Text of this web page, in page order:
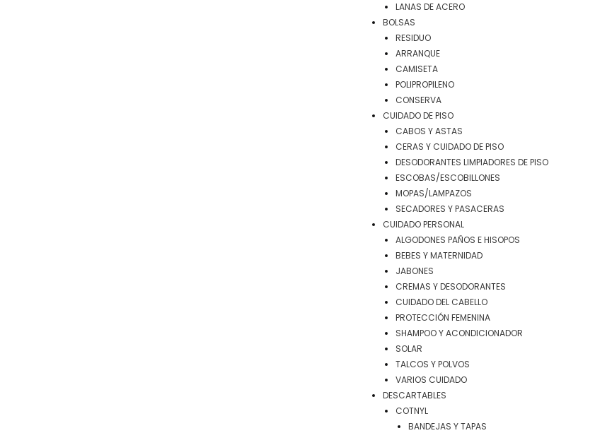
LANAS DE ACERO
BOLSAS
RESIDUO
ARRANQUE
CAMISETA
POLIPROPILENO
CONSERVA
CUIDADO DE PISO
CABOS Y ASTAS
CERAS Y CUIDADO DE PISO
DESODORANTES LIMPIADORES DE PISO
ESCOBAS/ESCOBILLONES
MOPAS/LAMPAZOS
SECADORES Y PASACERAS
CUIDADO PERSONAL
ALGODONES PAÑOS E HISOPOS
BEBES Y MATERNIDAD
JABONES
CREMAS Y DESODORANTES
CUIDADO DEL CABELLO
PROTECCIÓN FEMENINA
SHAMPOO Y ACONDICIONADOR
SOLAR
TALCOS Y POLVOS
VARIOS CUIDADO
DESCARTABLES
COTNYL
BANDEJAS Y TAPAS